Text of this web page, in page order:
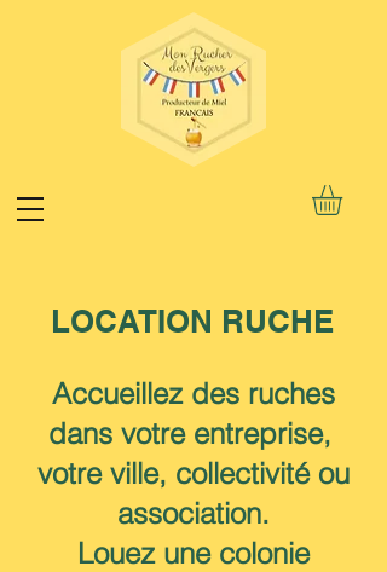
LOCATION RUCHE
Accueillez des ruches
dans votre entreprise,
votre ville, collectivité ou
association.
Louez une colonie